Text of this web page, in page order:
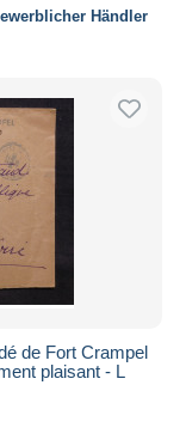
Händler
de Fort Crampel
plaisant - L